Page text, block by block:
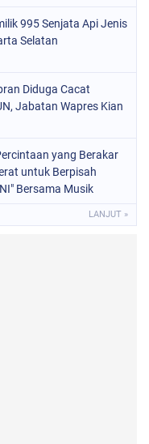
995 Senjata Api Jenis
Selatan
Diduga Cacat
Jabatan Wapres Kian
yang Berakar
untuk Berpisah
Bersama Musik
LANJUT »